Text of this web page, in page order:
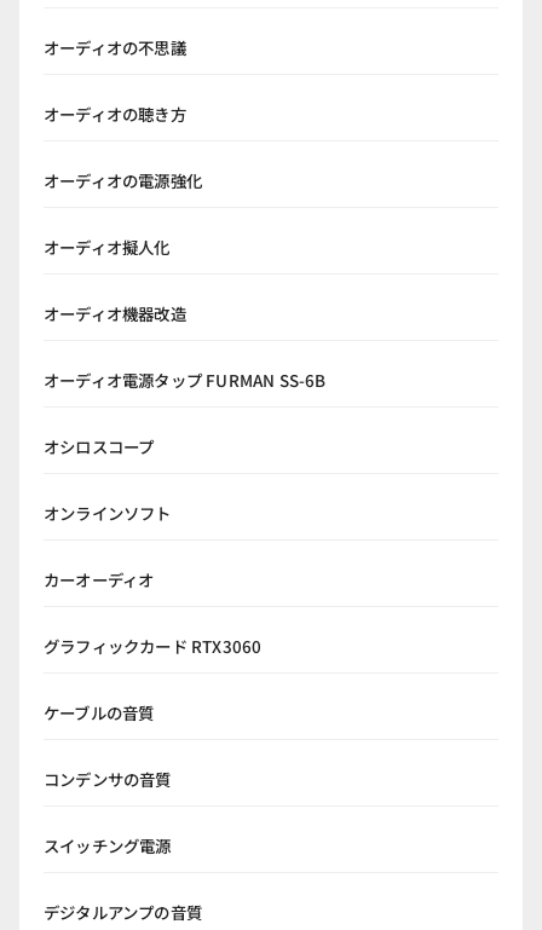
オーディオの不思議
オーディオの聴き方
オーディオの電源強化
オーディオ擬人化
オーディオ機器改造
オーディオ電源タップ FURMAN SS-6B
オシロスコープ
オンラインソフト
カーオーディオ
グラフィックカード RTX3060
ケーブルの音質
コンデンサの音質
スイッチング電源
デジタルアンプの音質